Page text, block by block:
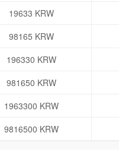
19633 KRW
98165 KRW
196330 KRW
981650 KRW
1963300 KRW
9816500 KRW